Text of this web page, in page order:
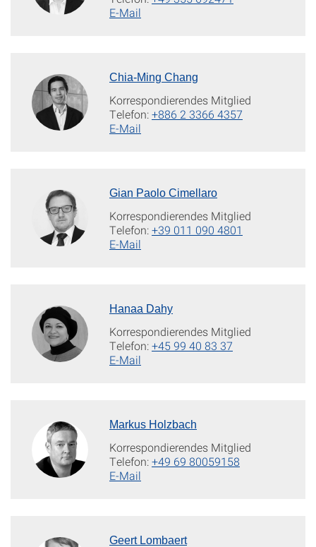
E-Mail
Chia-Ming Chang
Korrespondierendes Mitglied
Telefon:+886 2 3366 4357
E-Mail
Gian Paolo Cimellaro
Korrespondierendes Mitglied
Telefon:+39 011 090 4801
E-Mail
Hanaa Dahy
Korrespondierendes Mitglied
Telefon:+45 99 40 83 37
E-Mail
Markus Holzbach
Korrespondierendes Mitglied
Telefon:+49 69 80059158
E-Mail
Geert Lombaert